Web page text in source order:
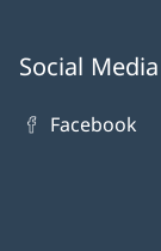
Social Media
Facebook